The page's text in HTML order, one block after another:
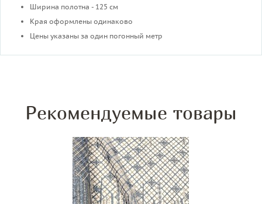
Ширина полотна - 125 см
Края оформлены одинаково
Цены указаны за один погонный метр
Рекомендуемые товары